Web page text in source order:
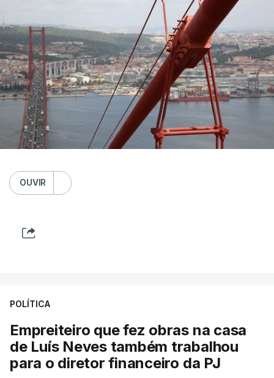
OUVIR
POLÍTICA
Empreiteiro que fez obras na casa
de Luís Neves também trabalhou
para o diretor financeiro da PJ